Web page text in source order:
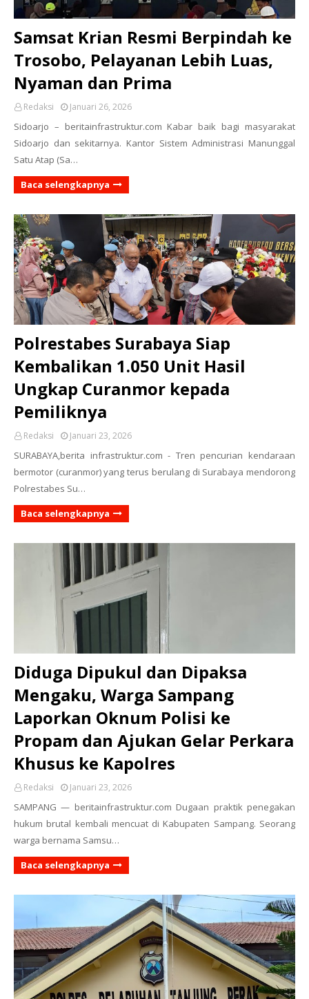
Samsat Krian Resmi Berpindah ke
Trosobo, Pelayanan Lebih Luas,
Nyaman dan Prima
Redaksi Januari 26, 2026
Sidoarjo – beritainfrastruktur.com Kabar baik bagi masyarakat
Sidoarjo dan sekitarnya. Kantor Sistem Administrasi Manunggal
Satu Atap (Sa…
Baca selengkapnya
Polrestabes Surabaya Siap
Kembalikan 1.050 Unit Hasil
Ungkap Curanmor kepada
Pemiliknya
Redaksi Januari 23, 2026
SURABAYA,berita infrastruktur.com - Tren pencurian kendaraan
bermotor (curanmor) yang terus berulang di Surabaya mendorong
Polrestabes Su…
Baca selengkapnya
Diduga Dipukul dan Dipaksa
Mengaku, Warga Sampang
Laporkan Oknum Polisi ke
Propam dan Ajukan Gelar Perkara
Khusus ke Kapolres
Redaksi Januari 23, 2026
SAMPANG — beritainfrastruktur.com Dugaan praktik penegakan
hukum brutal kembali mencuat di Kabupaten Sampang. Seorang
warga bernama Samsu…
Baca selengkapnya